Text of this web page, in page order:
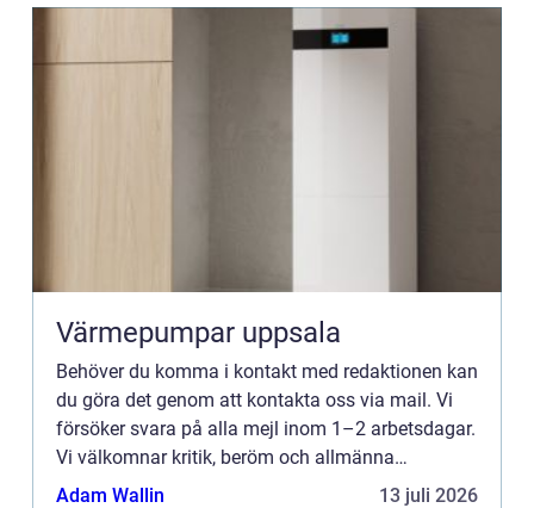
Värmepumpar uppsala
Behöver du komma i kontakt med redaktionen kan
du göra det genom att kontakta oss via mail. Vi
försöker svara på alla mejl inom 1–2 arbetsdagar.
Vi välkomnar kritik, beröm och allmänna
kommentarer till innehållet på vår sida.
Adam Wallin 13 juli 2026